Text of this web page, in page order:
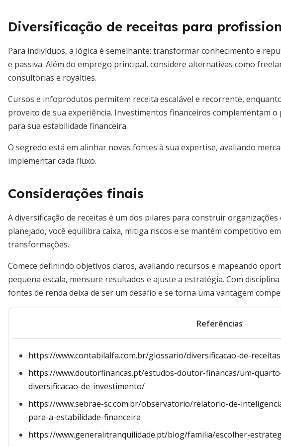
Diversificação de receitas para
Para indivíduos, a lógica é semelhante: transformar conhecimento e
e passiva. Além do emprego principal, considere alternativas como
consultorias e royalties.
Cursos e infoprodutos permitem receita escalável e recorrente,
proveito de sua experiência. Investimentos financeiros complementam
para sua estabilidade financeira.
O segredo está em alinhar novas fontes à sua expertise, avaliando
implementar cada fluxo.
Considerações finais
A diversificação de receitas é um dos pilares para construir
planejado, você equilibra caixa, mitiga riscos e se mantém competitivo
transformações.
Comece definindo objetivos claros, avaliando recursos e mapeando
pequena escala, mensure resultados e ajuste a estratégia. Com
fontes de renda deixa de ser um desafio e se torna uma vantagem
Referências
https://www.contabilalfa.com.br/glossario/diversificacao-de-
https://www.doutorfinancas.pt/estudos-doutor-financas/um-
diversificacao-de-investimento/
https://www.sebrae-sc.com.br/observatorio/relatorio-de-
para-a-estabilidade-financeira
https://www.generalitranquilidade.pt/blog/familia/escolher-